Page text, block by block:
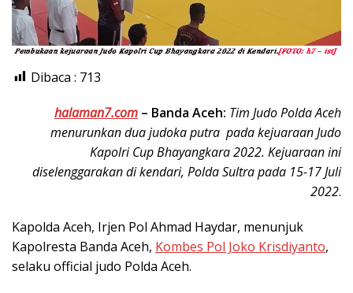
Dibaca : 713
halaman7.com – Banda Aceh: Tim Judo Polda Aceh
menurunkan dua judoka putra pada kejuaraan Judo
Kapolri Cup Bhayangkara 2022. Kejuaraan ini
diselenggarakan di kendari, Polda Sultra pada 15-17 Juli
2022.
Kapolda Aceh, Irjen Pol Ahmad Haydar, menunjuk
Kapolresta Banda Aceh, Kombes Pol Joko Krisdiyanto,
selaku official judo Polda Aceh.